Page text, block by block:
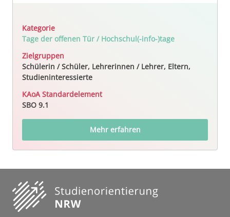
Kategorie
Tage der offenen Tür / Hochschul(-info-)tage
Zielgruppen
Schülerin / Schüler, Lehrerinnen / Lehrer, Eltern,
Studieninteressierte
KAoA Standardelement
SBO 9.1
Mehr erfahren